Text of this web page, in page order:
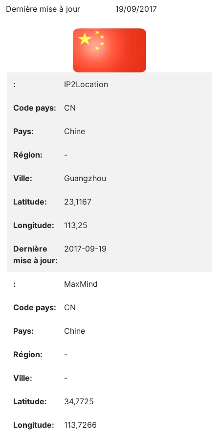
Dernière mise à jour 19/09/2017
IP2Location
CN
Chine
-
Guangzhou
23,1167
113,25
2017-09-19
MaxMind
CN
Chine
-
-
34,7725
113,7266